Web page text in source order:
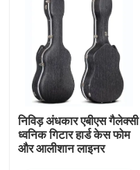
उत्पादों
वीडियो
हमारे बारे में
निविड़ अंधकार एबीएस गैलेक्सी
ध्वनिक गिटार हार्ड केस फोम
और आलीशान लाइनर